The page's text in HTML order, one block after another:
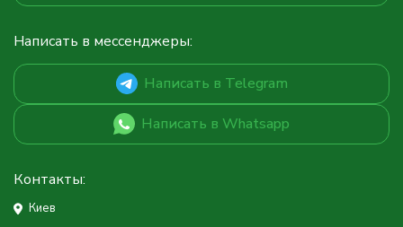
Быстрый
190
Написать в мессенджеры:
Написать в Telegram
Написать в Whatsapp
Контакты:
Киев